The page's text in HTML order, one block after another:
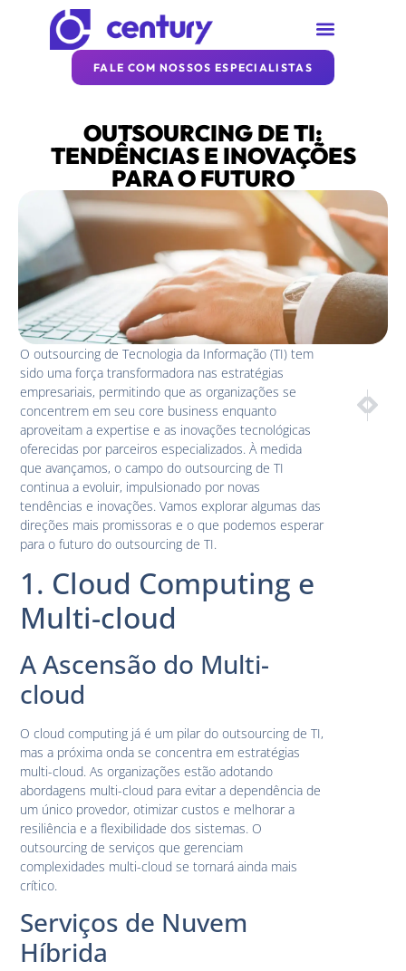
FALE COM NOSSOS ESPECIALISTAS
OUTSOURCING DE TI:
TENDÊNCIAS E INOVAÇÕES
PARA O FUTURO
O outsourcing de Tecnologia da Informação (TI) tem
sido uma força transformadora nas estratégias
empresariais, permitindo que as organizações se
concentrem em seu core business enquanto
aproveitam a expertise e as inovações tecnológicas
oferecidas por parceiros especializados. À medida
que avançamos, o campo do outsourcing de TI
continua a evoluir, impulsionado por novas
tendências e inovações. Vamos explorar algumas das
direções mais promissoras e o que podemos esperar
para o futuro do outsourcing de TI.
1. Cloud Computing e
Multi-cloud
A Ascensão do Multi-
cloud
O cloud computing já é um pilar do outsourcing de TI,
mas a próxima onda se concentra em estratégias
multi-cloud. As organizações estão adotando
abordagens multi-cloud para evitar a dependência de
um único provedor, otimizar custos e melhorar a
resiliência e a flexibilidade dos sistemas. O
outsourcing de serviços que gerenciam
complexidades multi-cloud se tornará ainda mais
crítico.
Serviços de Nuvem
Híbrida
Gestão